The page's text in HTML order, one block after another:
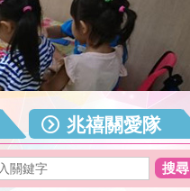
兆禧關愛隊
搜尋